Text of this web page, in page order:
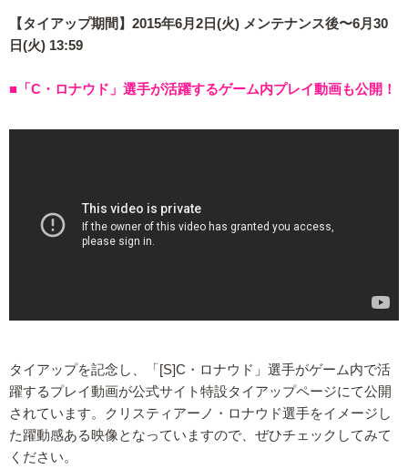
【タイアップ期間】2015年6月2日(火) メンテナンス後〜6月30
日(火) 13:59
■「C・ロナウド」選手が活躍するゲーム内プレイ動画も公開！
タイアップを記念し、「[S]C・ロナウド」選手がゲーム内で活
躍するプレイ動画が公式サイト特設タイアップページにて公開
されています。クリスティアーノ・ロナウド選手をイメージし
た躍動感ある映像となっていますので、ぜひチェックしてみて
ください。